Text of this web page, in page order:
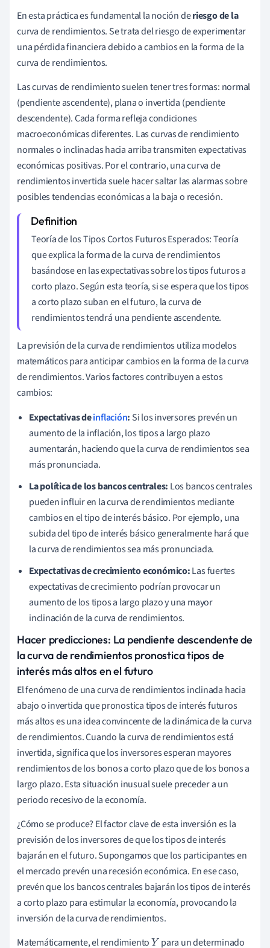
En esta práctica es fundamental la noción deriesgo de la
curva de rendimientos. Se trata del riesgo de experimentar
una pérdida financiera debido a cambios en la forma de la
curva de rendimientos.
Las curvas de rendimiento suelen tener tres formas: normal
(pendiente ascendente), plana o invertida (pendiente
descendente). Cada forma refleja condiciones
macroeconómicas diferentes. Las curvas de rendimiento
normales o inclinadas hacia arriba transmiten expectativas
económicas positivas. Por el contrario, una curva de
rendimientos invertida suele hacer saltar las alarmas sobre
posibles tendencias económicas a la baja o recesión.
Teoría de los Tipos Cortos Futuros Esperados: Teoría
que explica la forma de la curva de rendimientos
basándose en las expectativas sobre los tipos futuros a
corto plazo. Según esta teoría, si se espera que los tipos
a corto plazo suban en el futuro, la curva de
rendimientos tendrá una pendiente ascendente.
La previsión de la curva de rendimientos utiliza modelos
matemáticos para anticipar cambios en la forma de la curva
de rendimientos. Varios factores contribuyen a estos
cambios:
Expectativas deinflación: Si los inversores prevén un
aumento de la inflación, los tipos a largo plazo
aumentarán, haciendo que la curva de rendimientos sea
más pronunciada.
La política de los bancos centrales: Los bancos centrales
pueden influir en la curva de rendimientos mediante
cambios en el tipo de interés básico. Por ejemplo, una
subida del tipo de interés básico generalmente hará que
la curva de rendimientos sea más pronunciada.
Expectativas de crecimiento económico:Las fuertes
expectativas de crecimiento podrían provocar un
aumento de los tipos a largo plazo y una mayor
inclinación de la curva de rendimientos.
Hacer predicciones: La pendiente descendente de
la curva de rendimientos pronostica tipos de
interés más altos en el futuro
El fenómeno de una curva de rendimientos inclinada hacia
abajo o invertida que pronostica tipos de interés futuros
más altos es una idea convincente de la dinámica de la curva
de rendimientos. Cuando la curva de rendimientos está
invertida, significa que los inversores esperan mayores
rendimientos de los bonos a corto plazo que de los bonos a
largo plazo. Esta situación inusual suele preceder a un
periodo recesivo de la economía.
¿Cómo se produce? El factor clave de esta inversión es la
previsión de los inversores de que los tipos de interés
bajarán en el futuro. Supongamos que los participantes en
el mercado prevén una recesión económica. En ese caso,
prevén que los bancos centrales bajarán los tipos de interés
a corto plazo para estimular la economía, provocando la
inversión de la curva de rendimientos.
Matemáticamente, el rendimiento Y para un determinado